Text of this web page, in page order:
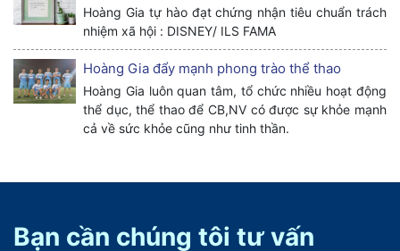
Hoàng Gia tự hào đạt chứng nhận tiêu chuẩn trách
nhiệm xã hội : DISNEY/ ILS FAMA
Hoàng Gia đẩy mạnh phong trào thể thao
Hoàng Gia luôn quan tâm, tổ chức nhiều hoạt động
thể dục, thể thao để CB,NV có được sự khỏe mạnh
cả về sức khỏe cũng như tinh thần.
Bạn cần chúng tôi tư vấn